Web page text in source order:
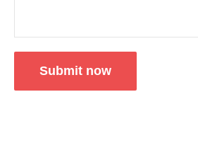
Submit now